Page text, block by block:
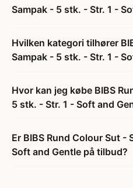
Sampak - 5 stk. - Str. 1 -
Hvilken kategori tilhører
Sampak - 5 stk. - Str. 1 -
Hvor kan jeg købe BIBS
5 stk. - Str. 1 - Soft and
Er BIBS Rund Colour Sut -
Soft and Gentle på tilbud?